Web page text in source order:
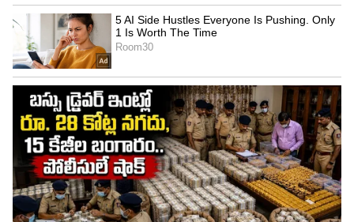
పసుపు లేదా ఆకుపచ్చ కఫం
ఈ ఊపిరితిత్తుల వ్యాధిలో శ్లేష్మం ఉత్పత్తి ఎక్కువగా
ఉంటుంది. అంటే ఈ వ్యాధిలో అధిక శ్లేష్మం రెండో లక్షణం.
ఈ శ్లేష్మం పసుపు లేదా ఆకుపచ్చ రంగులో ఉంటే.. మీ
ఊపిరితిత్తులకు కొంత ఇన్ఫెక్షన్ సోకిందని అర్థం చేసుకోండి.
5